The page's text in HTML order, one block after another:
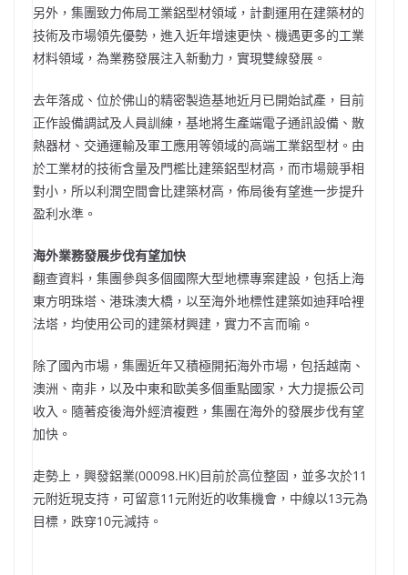
另外，集團致力佈局工業鋁型材領域，計劃運用在建築材的
技術及市場領先優勢，進入近年增速更快、機遇更多的工業
材料領域，為業務發展注入新動力，實現雙線發展。
去年落成、位於佛山的精密製造基地近月已開始試產，目前
正作設備調試及人員訓練，基地將生產端電子通訊設備、散
熱器材、交通運輸及軍工應用等領域的高端工業鋁型材。由
於工業材的技術含量及門檻比建築鋁型材高，而市場競爭相
對小，所以利潤空間會比建築材高，佈局後有望進一步提升
盈利水準。
海外業務發展步伐有望加快
翻查資料，集團參與多個國際大型地標專案建設，包括上海
東方明珠塔、港珠澳大橋，以至海外地標性建築如迪拜哈裡
法塔，均使用公司的建築材興建，實力不言而喻。
除了國內市場，集團近年又積極開拓海外市場，包括越南、
澳洲、南非，以及中東和歐美多個重點國家，大力提振公司
收入。隨著疫後海外經濟複甦，集團在海外的發展步伐有望
加快。
走勢上，興發鋁業(00098.HK)目前於高位整固，並多次於11
元附近現支持，可留意11元附近的收集機會，中線以13元為
目標，跌穿10元減持。